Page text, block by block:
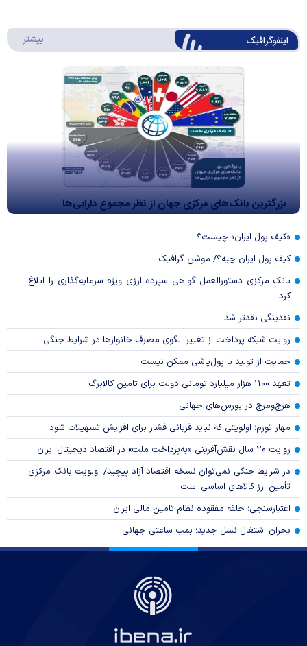
اینفوگرافیک بیشتر
بزرگترین بانک‌های مرکزی جهان از نظر مجموع دارایی‌ها
«کیف پول ایران» چیست؟
کیف پول ایران چیه؟/ موشن گرافیک
بانک مرکزی دستورالعمل گواهی سپرده ارزی ویژه سرمایه‌گذاری را ابلاغ
کرد
نقدینگی نقدتر شد
روایت شبکه پرداخت از تغییر الگوی مصرف خانوار‌ها در شرایط جنگی
حمایت از تولید با پول‌پاشی ممکن نیست
تعهد ۱۱۰۰ هزار میلیارد تومانی دولت برای تامین کالابرگ
هرج‌ومرج در بورس‌های جهانی
مهار تورم؛ اولویتی که نباید قربانی فشار برای افزایش تسهیلات شود
روایت ۲۰ سال نقش‌آفرینی «به‌پرداخت ملت» در اقتصاد دیجیتال ایران
در شرایط جنگی نمی‌توان نسخه اقتصاد آزاد پیچید/ اولویت بانک مرکزی
تأمین ارز کالا‌های اساسی است
اعتبارسنجی؛ حلقه مفقوده نظام تامین مالی ایران
بحران اشتغال نسل جدید؛ بمب ساعتی جهانی